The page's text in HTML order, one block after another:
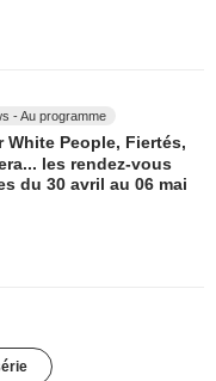
- Au programme
White People, Fiertés,
les rendez-vous
du 30 avril au 06 mai